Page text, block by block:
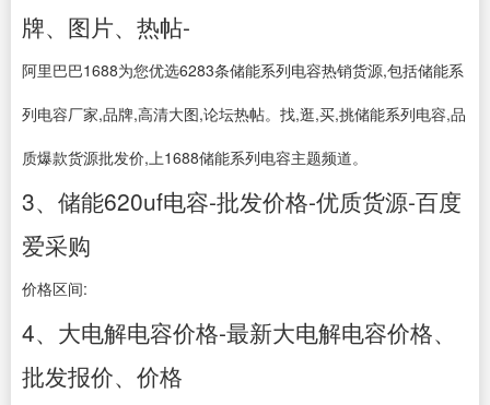
牌、图片、热帖-
阿里巴巴1688为您优选6283条储能系列电容热销货源,包括储能系
列电容厂家,品牌,高清大图,论坛热帖。找,逛,买,挑储能系列电容,品
质爆款货源批发价,上1688储能系列电容主题频道。
3、储能620uf电容-批发价格-优质货源-百度
爱采购
价格区间:
4、大电解电容价格-最新大电解电容价格、
批发报价、价格